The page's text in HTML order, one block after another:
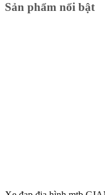
Sản phẩm nổi bật